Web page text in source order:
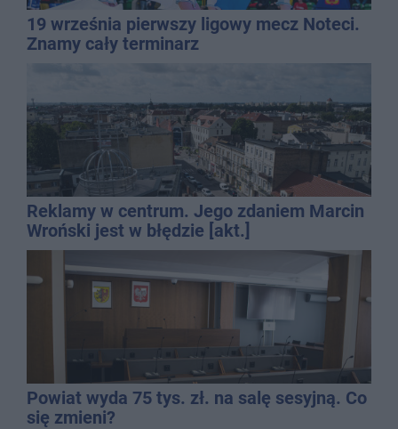
19 września pierwszy ligowy mecz Noteci.
Znamy cały terminarz
Reklamy w centrum. Jego zdaniem Marcin
Wroński jest w błędzie [akt.]
Powiat wyda 75 tys. zł. na salę sesyjną. Co
się zmieni?